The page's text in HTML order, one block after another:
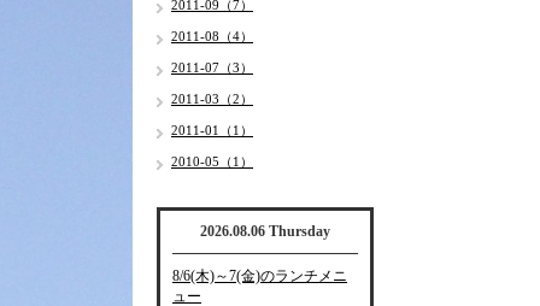
2011-09（7）
2011-08（4）
2011-07（3）
2011-03（2）
2011-01（1）
2010-05（1）
2026.08.06 Thursday
8/6(木)～7(金)のランチメニ
ュー